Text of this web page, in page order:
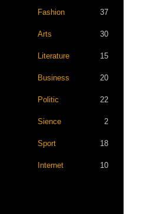
Fashion 37
Arts 30
Literature 15
Business 20
Politic 22
Sience 2
Sport 18
Internet 10